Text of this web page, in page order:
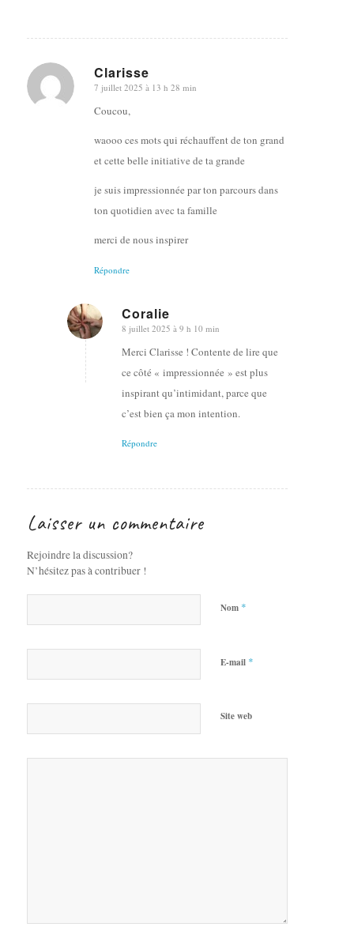
Clarisse
dit
7 juillet 2025 à 13 h 28 min
Coucou,
waooo ces mots qui réchauffent de ton grand
et cette belle initiative de ta grande
je suis impressionnée par ton parcours dans
ton quotidien avec ta famille
merci de nous inspirer
Répondre
Coralie
dit
8 juillet 2025 à 9 h 10 min
Merci Clarisse ! Contente de lire que
ce côté « impressionnée » est plus
inspirant qu’intimidant, parce que
c’est bien ça mon intention.
Répondre
Laisser un commentaire
Rejoindre la discussion?
N’hésitez pas à contribuer !
Nom *
E-mail *
Site web